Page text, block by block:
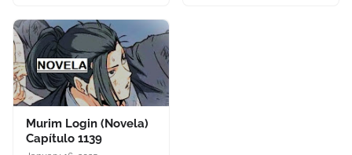
Murim Login (Novela)
Capítulo 1139